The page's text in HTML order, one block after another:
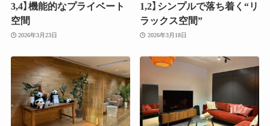
3,4】機能的なプライベート
空間
2026年3月23日
1,2】シンプルで落ち着く“リ
ラックス空間”
2026年3月18日